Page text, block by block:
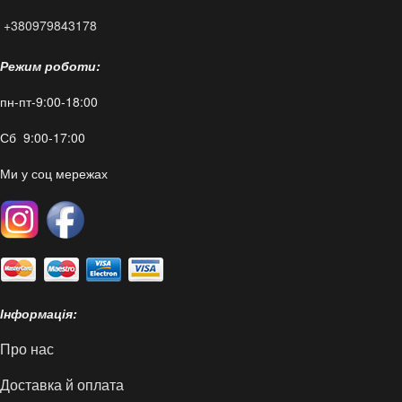
+380979843178
Режим роботи:
пн-пт-9:00-18:00
Сб 9:00-17:00
Ми у соц мережах
Інформація:
Про нас
Доставка й оплата